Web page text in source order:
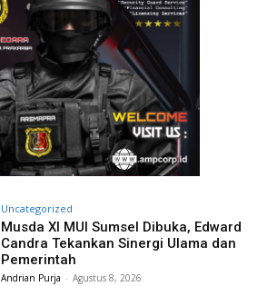
Uncategorized
Musda XI MUI Sumsel Dibuka, Edward
Candra Tekankan Sinergi Ulama dan
Pemerintah
Andrian Purja - Agustus 8, 2026